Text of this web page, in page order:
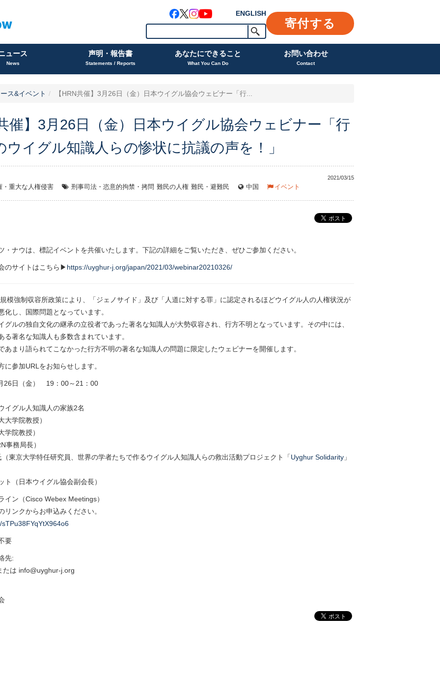
ENGLISH
寄付する
ュース
News
声明・報告書
Statements / Reports
あなたにできること
What You Can Do
お問い合わせ
Contact
ス&イベント 【HRN共催】3月26日（金）日本ウイグル協会ウェビナー「行...
催】3月26日（金）日本ウイグル協会ウェビナー「行
ウイグル知識人らの惨状に抗議の声を！」
2021/03/15
・重大な人権侵害 刑事司法・恣意的拘禁・拷問 難民の人権 難民・避難民 中国 イベント
・ナウは、標記イベントを共催いたします。下記の詳細をご覧いただき、ぜひご参加ください。
のサイトはこちら▶ https://uyghur-j.org/japan/2021/03/webinar20210326/
模強制収容所政策により、「ジェノサイド」及び「人道に対する罪」に認定されるほどウイグル人の人権状況が
化し、国際問題となっています。
グルの独自文化の継承の立役者であった著名な知識人が大勢収容され、行方不明となっています。その中には、
る著名な知識人も多数含まれています。
あまり語られてこなかった行方不明の著名な知識人の問題に限定したウェビナーを開催します。
に参加URLをお知らせします。
26日（金） 19：00～21：00
イグル人知識人の家族2名
大学院教授）
学院教授）
事務局長）
東京大学特任研究員、世界の学者たちで作るウイグル人知識人らの救出活動プロジェクト「Uyghur Solidarity」
ト（日本ウイグル協会副会長）
イン（Cisco Webex Meetings）
リンクからお申込みください。
要
先:
は info@uyghur-j.org